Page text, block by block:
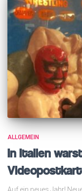
ALLGEMEIN
In Italien